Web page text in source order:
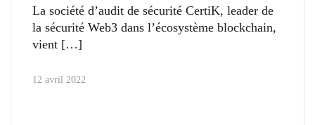
La société d’audit de sécurité CertiK, leader de
la sécurité Web3 dans l’écosystème blockchain,
vient
12 avril 2022